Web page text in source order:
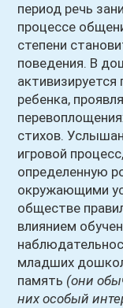
период речь
процессе
степени
поведения. В
активизируется
ребенка,
стихов.
игровой
определенную
окружающими
обществе
влиянием
младших
память (они
них особый